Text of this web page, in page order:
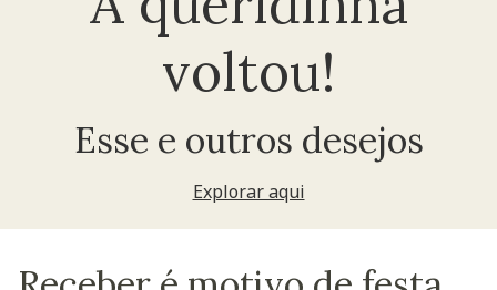
voltou!
Esse e outros desejos
Explorar aqui